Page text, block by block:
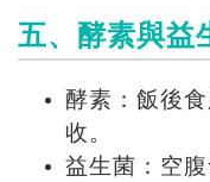
五、酵素與益
酵素：飯後
收。
益生菌：空